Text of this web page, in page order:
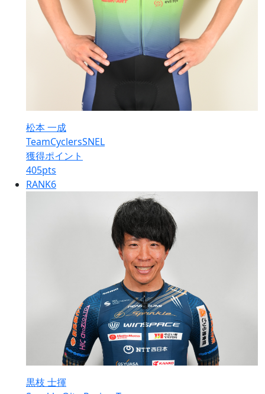
松本 一成
TeamCyclersSNEL
獲得ポイント
405pts
RANK6
黒枝 士揮